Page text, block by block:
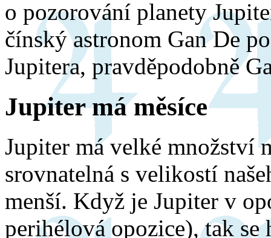
o pozorování planety
čínský astronom Gan De
Jupitera, pravděpodobně
Jupiter má měsíce
Jupiter má velké množství
srovnatelná s velikostí
menší. Když je Jupiter v
perihélová opozice), tak